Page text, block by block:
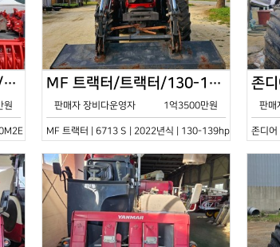
한국페라리트랙터/트랙터/기타/VELOCE-300PS500M2E/2022년식
원
| 2022년식 | 기타
MF 트랙터/트랙터/130-139hp/6713 S/2022년식
판매자 장비다운영자 1억3500만원
MF 트랙터 | 6713 S | 2022년식 | 130-139hp
판매
존디